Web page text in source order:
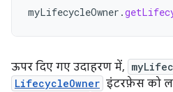
myLifecycleOwner .
ऊपर दिए गए उदाहरण में,
LifecycleOwner इंटरफ़ेस को